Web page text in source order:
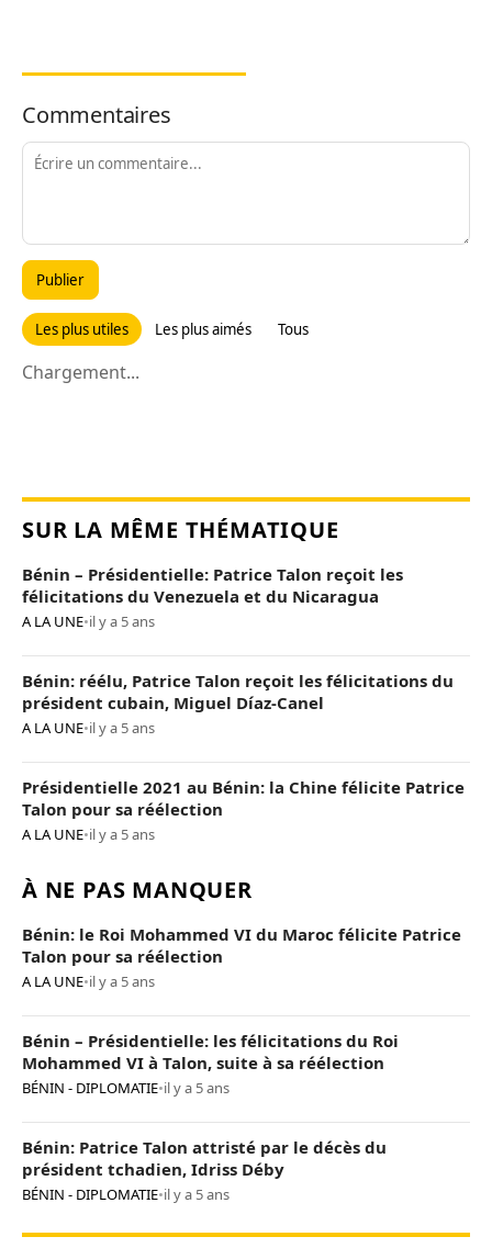
Commentaires
Publier
Les plus utiles Les plus aimés Tous
Chargement...
SUR LA MÊME THÉMATIQUE
Bénin – Présidentielle: Patrice Talon reçoit les
félicitations du Venezuela et du Nicaragua
A LA UNE•il y a 5 ans
Bénin: réélu, Patrice Talon reçoit les félicitations du
président cubain, Miguel Díaz-Canel
A LA UNE•il y a 5 ans
Présidentielle 2021 au Bénin: la Chine félicite Patrice
Talon pour sa réélection
A LA UNE•il y a 5 ans
À NE PAS MANQUER
Bénin: le Roi Mohammed VI du Maroc félicite Patrice
Talon pour sa réélection
A LA UNE•il y a 5 ans
Bénin – Présidentielle: les félicitations du Roi
Mohammed VI à Talon, suite à sa réélection
BÉNIN - DIPLOMATIE•il y a 5 ans
Bénin: Patrice Talon attristé par le décès du
président tchadien, Idriss Déby
BÉNIN - DIPLOMATIE•il y a 5 ans